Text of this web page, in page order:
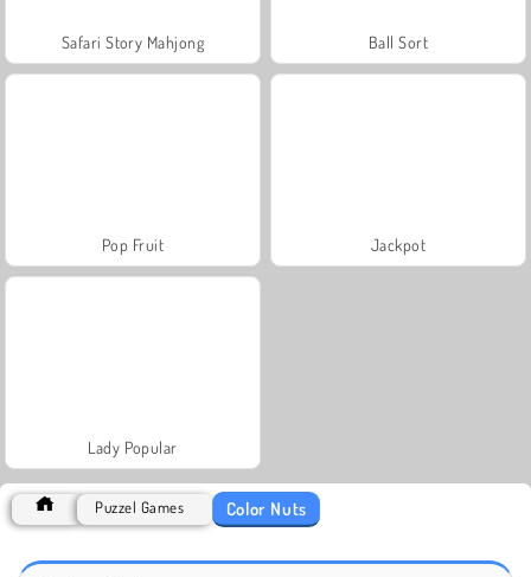
Safari Story Mahjong Ball Sort
Pop Fruit Jackpot
Lady Popular
Puzzel Games Color Nuts